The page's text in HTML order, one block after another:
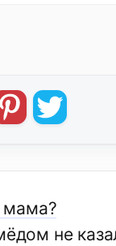
мама?
не